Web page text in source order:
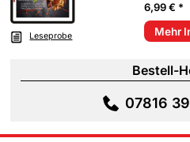
Leseprobe
6,99 € *
Mehr
Bestell-
07816